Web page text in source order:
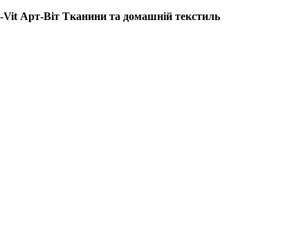
Арт-Віт Тканини та домашній текстиль